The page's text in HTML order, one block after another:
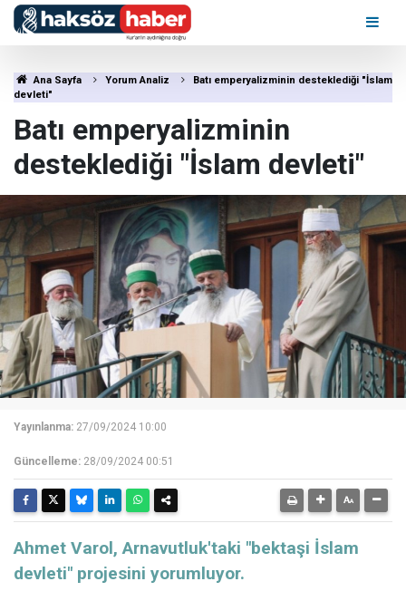
Ana Sayfa Yorum Analiz
Batı emperyalizminin desteklediği "İslam
devleti"
Batı emperyalizminin
desteklediği "İslam devleti"
Yayınlanma: 27/09/2024 10:00
Güncelleme: 28/09/2024 00:51
Ahmet Varol, Arnavutluk'taki "bektaşi İslam
devleti" projesini yorumluyor.